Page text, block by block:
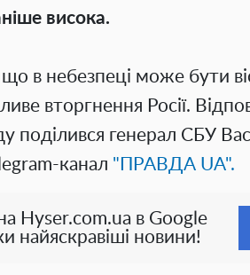
висока.
в небезпеці може бути
вторгнення Росії.
поділився генерал СБУ
канал "ПРАВДА UA".
Hyser.com.ua в Google
найяскравіші новини!